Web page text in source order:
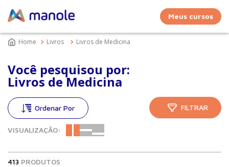
Meus cursos
Livros Livros de Medicina
Você pesquisou por:
Livros de Medicina
VISUALIZAÇÃO:
FILTRAR
413 PRODUTOS